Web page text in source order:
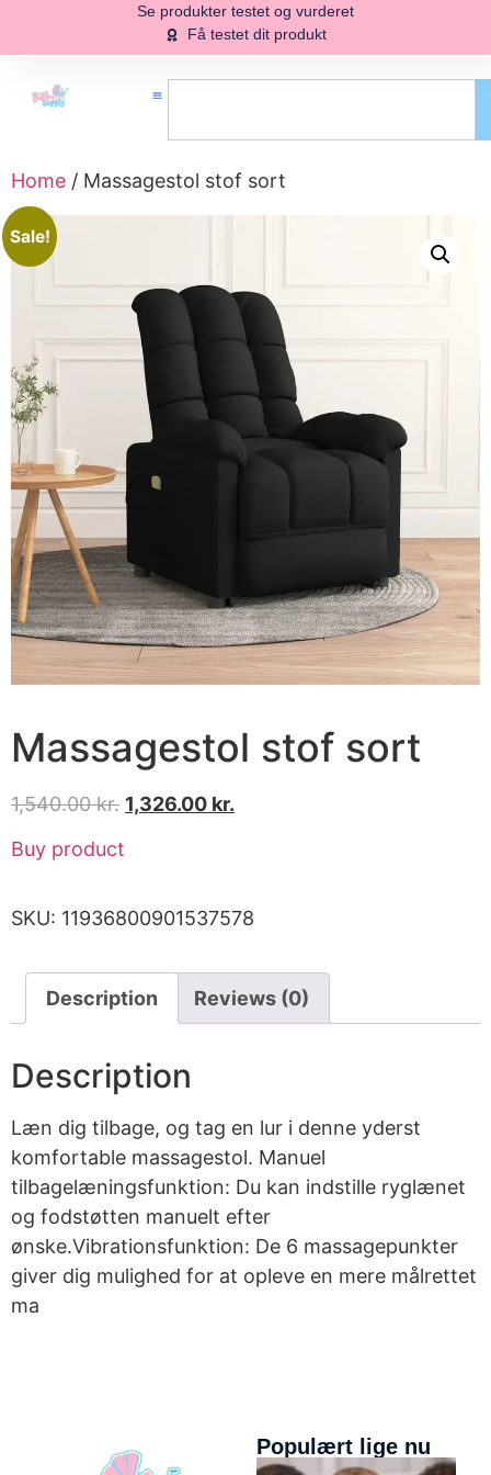
Se produkter testet og vurderet
Få testet dit produkt
Home / Massagestol stof sort
Sale!
Massagestol stof sort
1,540.00kr. 1,326.00 kr.
Buy product
SKU: 11936800901537578
Description Reviews (0)
Description
Læn dig tilbage, og tag en lur i denne yderst
komfortable massagestol. Manuel
tilbagelæningsfunktion: Du kan indstille ryglænet
og fodstøtten manuelt efter
ønske.Vibrationsfunktion: De 6 massagepunkter
giver dig mulighed for at opleve en mere målrettet
ma
Populært lige nu